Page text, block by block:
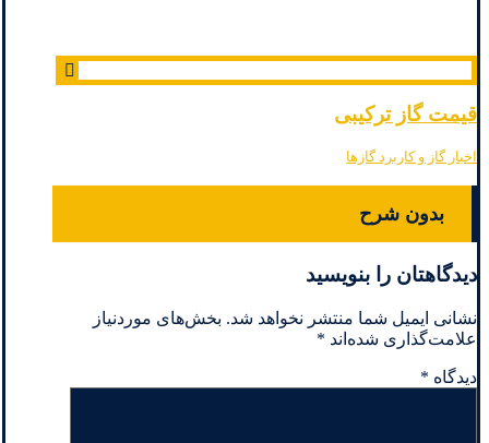
قیمت گاز ترکیبی
اخبار گاز و کاربرد گازها
بدون شرح
دیدگاهتان را بنویسید
نشانی ایمیل شما منتشر نخواهد شد. بخش‌های موردنیاز
علامت‌گذاری شده‌اند *
دیدگاه *